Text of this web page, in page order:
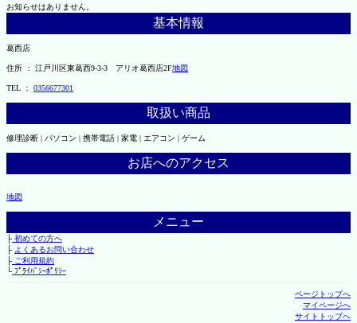
お知らせはありません。
基本情報
葛西店
住所 ： 江戸川区東葛西9-3-3 アリオ葛西店2F地図
TEL ： 0356677301
取扱い商品
修理診断 | パソコン | 携帯電話 | 家電 | エアコン | ゲーム
お店へのアクセス
地図
メニュー
├初めての方へ
├ よくあるお問い合わせ
├ご利用規約
└ﾌﾟﾗｲﾊﾞｼｰﾎﾟﾘｼｰ
ページトップへ
マイページへ
サイトトップへ